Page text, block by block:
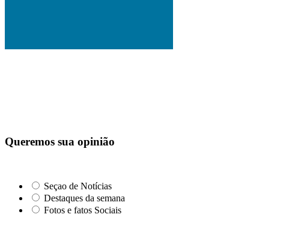
Queremos sua opinião
Seçao de Notícias
Destaques da semana
Fotos e fatos Sociais